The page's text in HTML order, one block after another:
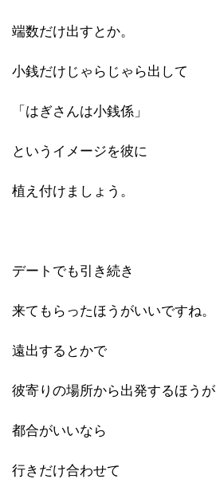
端数だけ出すとか。
小銭だけじゃらじゃら出して
「はぎさんは小銭係」
というイメージを彼に
植え付けましょう。
デートでも引き続き
来てもらったほうがいいですね。
遠出するとかで
彼寄りの場所から出発するほうが
都合がいいなら
行きだけ合わせて